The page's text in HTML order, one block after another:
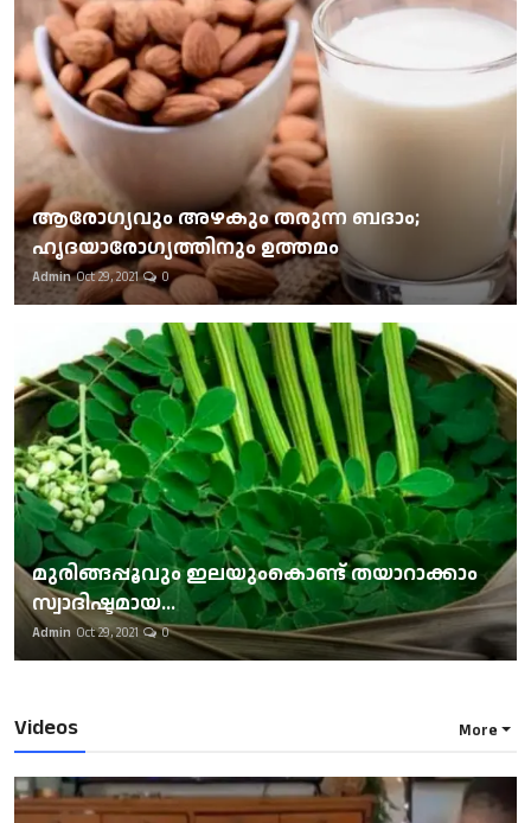
ആരോഗ്യവും അഴകും തരുന്ന ബദാം;
ഹൃദയാരോഗ്യത്തിനും ഉത്തമം
Admin Oct 29, 2021 0
മുരിങ്ങപ്പൂവും ഇലയുംകൊണ്ട് തയാറാക്കാം
സ്വാദിഷ്ടമായ...
Admin Oct 29, 2021 0
Videos More